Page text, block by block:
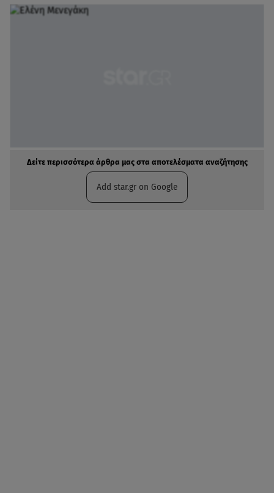
Δείτε περισσότερα άρθρα μας στα αποτελέσματα αναζήτησης
Add star.gr on Google